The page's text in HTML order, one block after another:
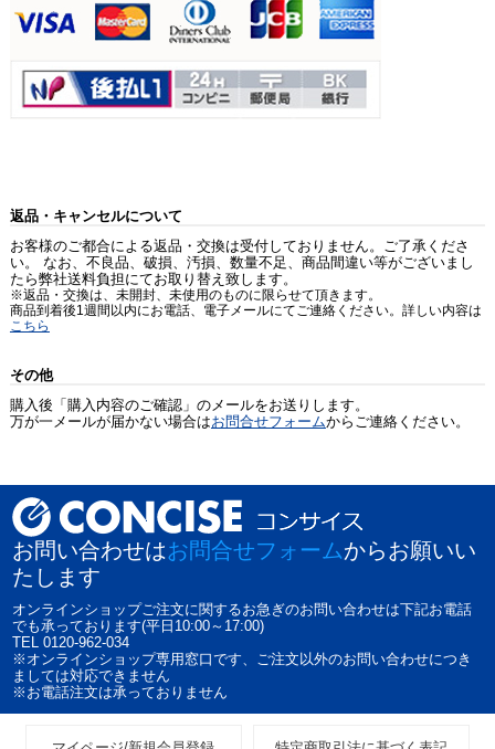
返品・キャンセルについて
お客様のご都合による返品・交換は受付しておりません。ご了承くださ
い。 なお、不良品、破損、汚損、数量不足、商品間違い等がございまし
たら弊社送料負担にてお取り替え致します。
※返品・交換は、未開封、未使用のものに限らせて頂きます。
商品到着後1週間以内にお電話、電子メールにてご連絡ください。詳しい内容は
こちら
その他
購入後「購入内容のご確認」のメールをお送りします。
万が一メールが届かない場合はお問合せフォームからご連絡ください。
お問い合わせはお問合せフォームからお願いい
たします
オンラインショップご注文に関するお急ぎのお問い合わせは下記お電話
でも承っております(平日10:00～17:00)
TEL 0120-962-034
※オンラインショップ専用窓口です、ご注文以外のお問い合わせにつき
ましては対応できません
※お電話注文は承っておりません